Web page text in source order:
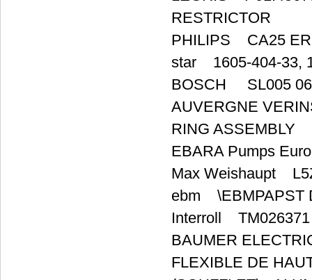
RESTRICTOR
PHILIPS CA25
star 1605-404-33,
BOSCH SL005
AUVERGNE
RING ASSEMBLY
EBARA Pumps
Max Weishaupt
ebm \EBMPAPST
Interroll TM026371
BAUMER
FLEXIBLE DE